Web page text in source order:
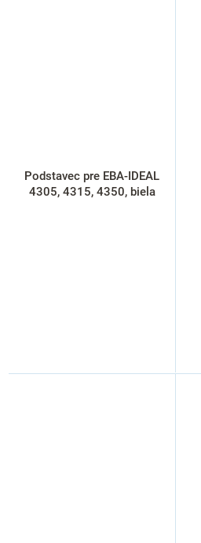
Podstavec pre EBA-IDEAL
4305, 4315, 4350, biela